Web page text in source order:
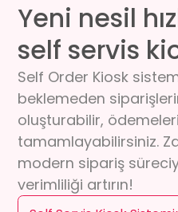
Yeni nesil
self servis
Self Order Kiosk
beklemeden
oluşturabilir, ödemeleri
tamamlayabilirsiniz.
modern sipariş
verimliliği artırın!